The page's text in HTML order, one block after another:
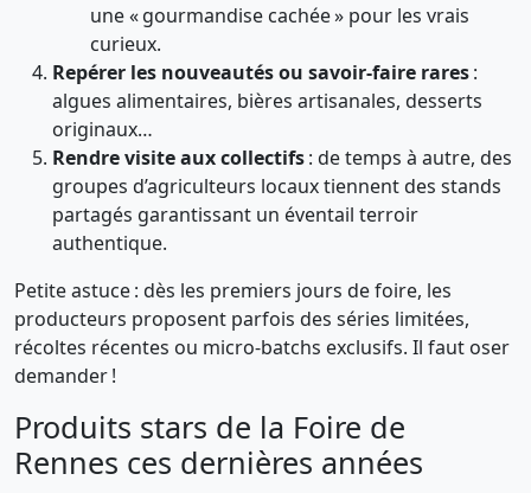
une « gourmandise cachée » pour les vrais
curieux.
Repérer les nouveautés ou savoir-faire rares:
algues alimentaires, bières artisanales, desserts
originaux…
Rendre visite aux collectifs: de temps à autre, des
groupes d’agriculteurs locaux tiennent des stands
partagés garantissant un éventail terroir
authentique.
Petite astuce : dès les premiers jours de foire, les
producteurs proposent parfois des séries limitées,
récoltes récentes ou micro-batchs exclusifs. Il faut oser
demander !
Produits stars de la Foire de
Rennes ces dernières années